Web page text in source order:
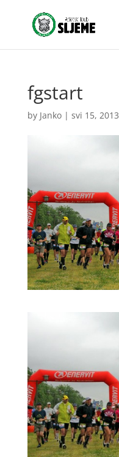
fgstart
by Janko| svi 15, 2013